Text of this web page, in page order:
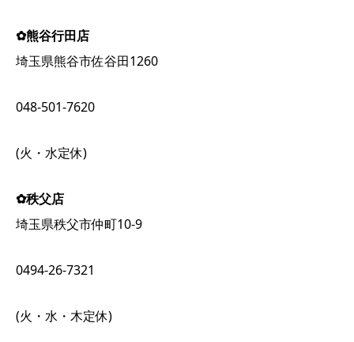
✿熊谷行田店
埼玉県熊谷市佐谷田1260
048-501-7620
(火・水定休)
✿秩父店
埼玉県秩父市仲町10-9
0494-26-7321
(火・水・木定休)